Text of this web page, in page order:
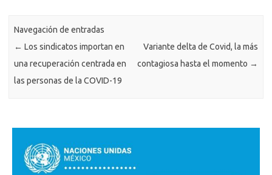
Navegación de entradas
← Los sindicatos importan en
una recuperación centrada en
las personas de la COVID-19
Variante delta de Covid, la más
contagiosa hasta el momento →